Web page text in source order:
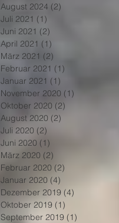
August 2024 (2)
Juli 2021 (1)
Juni 2021 (2)
April 2021 (1)
März 2021 (2)
Februar 2021 (1)
Januar 2021 (1)
November 2020 (1)
Oktober 2020 (2)
August 2020 (2)
Juli 2020 (2)
Juni 2020 (1)
März 2020 (2)
Februar 2020 (2)
Januar 2020 (4)
Dezember 2019 (4)
Oktober 2019 (1)
September 2019 (1)